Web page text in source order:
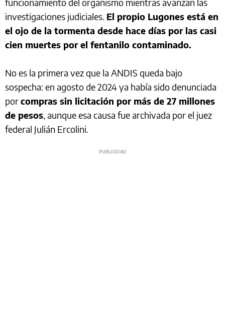
funcionamiento del organismo mientras avanzan las
investigaciones judiciales. El propio Lugones está en
el ojo de la tormenta desde hace días por las casi
cien muertes por el fentanilo contaminado.
No es la primera vez que la ANDIS queda bajo
sospecha: en agosto de 2024 ya había sido denunciada
porcompras sin licitación por más de 27 millones
de pesos, aunque esa causa fue archivada por el juez
federal Julián Ercolini.